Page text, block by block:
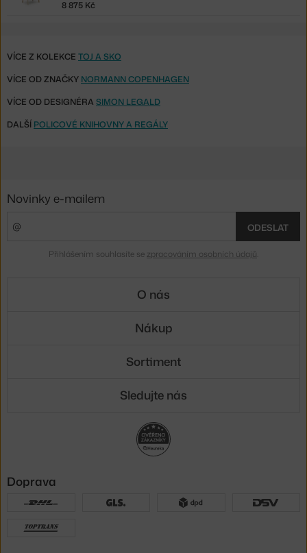
8 875 Kč
VÍCE Z KOLEKCE TOJ A SKO
VÍCE OD ZNAČKY NORMANN COPENHAGEN
VÍCE OD DESIGNÉRA SIMON LEGALD
DALŠÍ POLICOVÉ KNIHOVNY A REGÁLY
Novinky e-mailem
ODESLAT
Přihlášením souhlasíte se zpracováním osobních údajů
O nás
Nákup
Sortiment
Sledujte nás
Doprava